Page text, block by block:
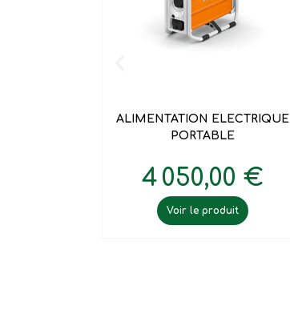
ALIMENTATION ELECTRIQUE
PORTABLE
4 050,00 €
Voir le produit